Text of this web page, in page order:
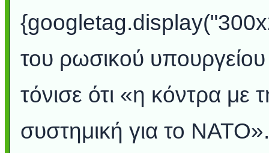
του ρωσικού
τόνισε ότι «η κόντρα με
συστημική για το ΝΑΤΟ».